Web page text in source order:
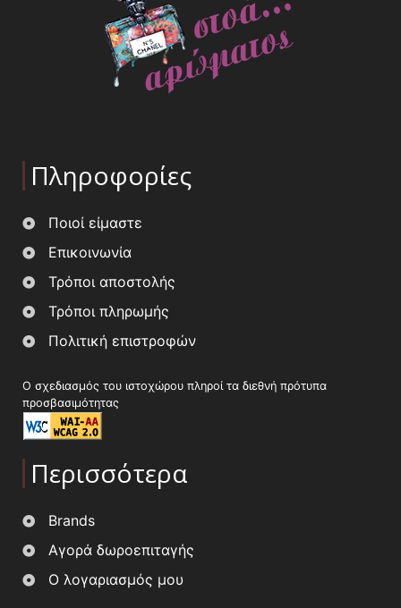
Πληροφορίες
Ποιοί είμαστε
Επικοινωνία
Τρόποι αποστολής
Τρόποι πληρωμής
Πολιτική επιστροφών
Ο σχεδιασμός του ιστοχώρου πληροί τα διεθνή πρότυπα
προσβασιμότητας
Περισσότερα
Brands
Αγορά δωροεπιταγής
Ο λογαριασμός μου